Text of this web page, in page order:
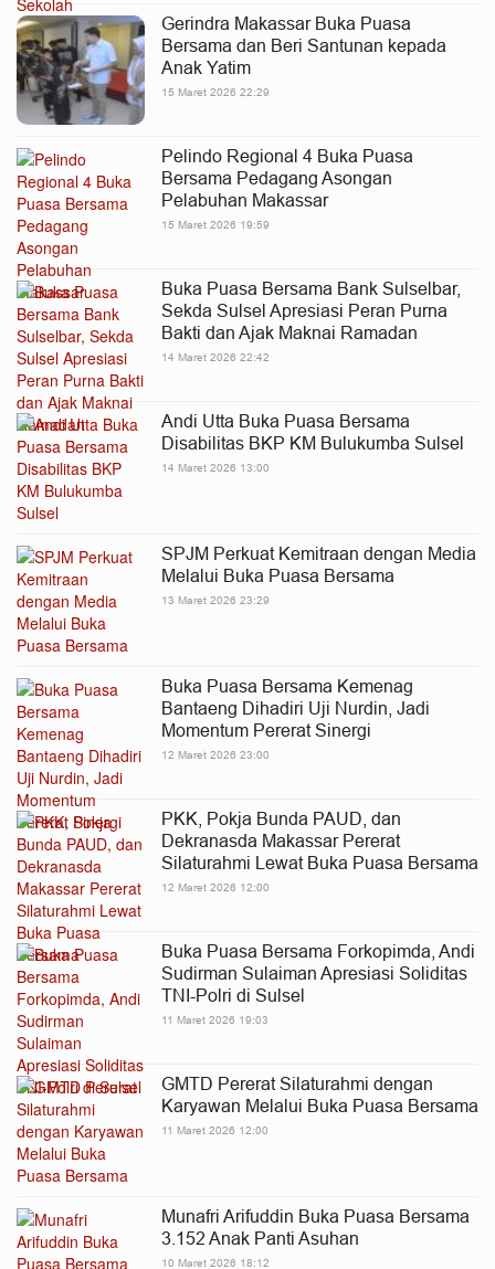
Gerindra Makassar Buka Puasa
Bersama dan Beri Santunan kepada
Anak Yatim
15 Maret 2026 22:29
Pelindo Regional 4 Buka Puasa
Bersama Pedagang Asongan
Pelabuhan Makassar
15 Maret 2026 19:59
Buka Puasa Bersama Bank Sulselbar,
Sekda Sulsel Apresiasi Peran Purna
Bakti dan Ajak Maknai Ramadan
14 Maret 2026 22:42
Andi Utta Buka Puasa Bersama
Disabilitas BKP KM Bulukumba Sulsel
14 Maret 2026 13:00
SPJM Perkuat Kemitraan dengan Media
Melalui Buka Puasa Bersama
13 Maret 2026 23:29
Buka Puasa Bersama Kemenag
Bantaeng Dihadiri Uji Nurdin, Jadi
Momentum Pererat Sinergi
12 Maret 2026 23:00
PKK, Pokja Bunda PAUD, dan
Dekranasda Makassar Pererat
Silaturahmi Lewat Buka Puasa Bersama
12 Maret 2026 12:00
Buka Puasa Bersama Forkopimda, Andi
Sudirman Sulaiman Apresiasi Soliditas
TNI-Polri di Sulsel
11 Maret 2026 19:03
GMTD Pererat Silaturahmi dengan
Karyawan Melalui Buka Puasa Bersama
11 Maret 2026 12:00
Munafri Arifuddin Buka Puasa Bersama
3.152 Anak Panti Asuhan
10 Maret 2026 18:12